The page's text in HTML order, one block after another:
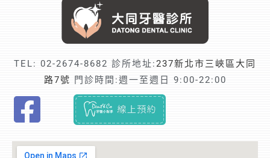
TEL: 02-2674-8682 診所地址:237新北市三峽區大同
路7號 門診時間:週一至週日 9:00-22:00
F
d